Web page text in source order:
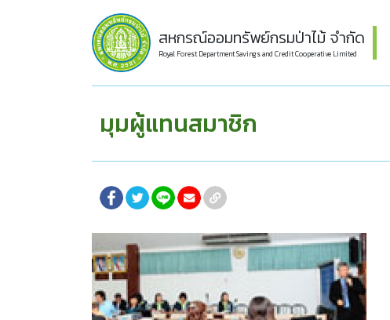
สหกรณ์ออมทรัพย์กรมป่าไม้ จำกัด
Royal Forest Department Savings and Credit Cooperative Limited
มุมผู้แทนสมาชิก